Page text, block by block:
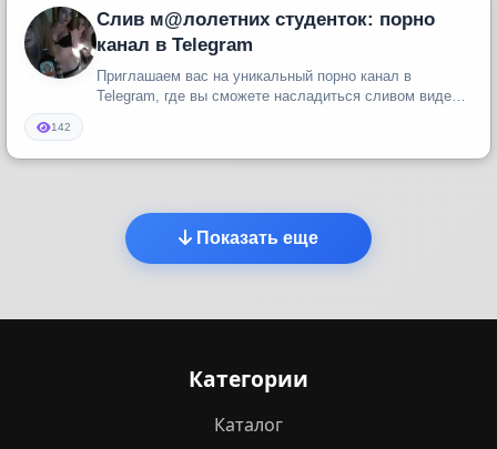
Слив м@лолетних студенток: порно
канал в Telegram
Приглашаем вас на уникальный порно канал в
Telegram, где вы сможете насладиться сливом видео с
142
Показать еще
Категории
Каталог